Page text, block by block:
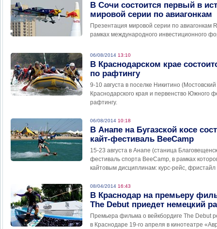
В Сочи состоится первый в
мировой серии по авиагонкам
Презентация мировой серии по авиагонкам
рамках международного инвестиционного
06/08/2014 13:10
В Краснодарском крае
по рафтингу
9-10 августа в поселке Никитино
Краснодарского края и первенство Южного
рафтингу.
06/08/2014 10:18
В Анапе на Бугазской косе
кайт-фестиваль BeeCamp
15-23 августа в Анапе (станица
фестиваль спорта BeeCamp, в рамках
кайтовым дисциплинам: курс-рейс, фристайл
08/04/2014 16:43
В Краснодар на премьеру
The Debut приедет немецкий
Премьера фильма о вейкбордиге The Debut
в Краснодаре 19-го апреля в кинотеатре